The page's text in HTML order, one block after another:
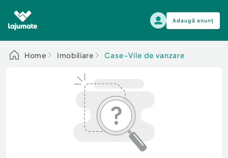
Adaugă anunț
Alege categoria
Auto, moto si ambarcatiuni
Electronice si electrocasnice
Auto, moto si ambarcatiuni
Home Imobiliare Case-Vile de vanzare